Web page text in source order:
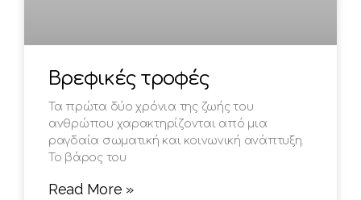
Βρεφικές τροφές
Τα πρώτα δύο χρόνια της ζωής του
ανθρώπου χαρακτηρίζονται από μια
ραγδαία σωματική και κοινωνική ανάπτυξη.
Το βάρος του
Read More »